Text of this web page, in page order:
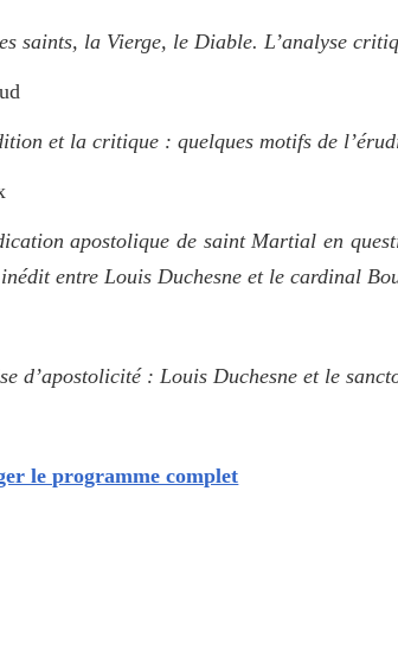
saints, la Vierge, le Diable. L’analyse
et la critique : quelques motifs de
apostolique de saint Martial en
entre Louis Duchesne et le cardinal
d’apostolicité : Louis Duchesne et le
le programme complet